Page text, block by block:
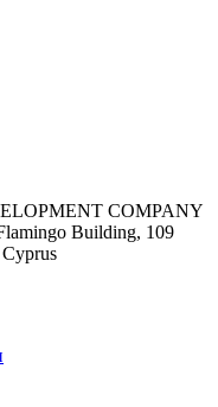
COMPANY
Building, 109